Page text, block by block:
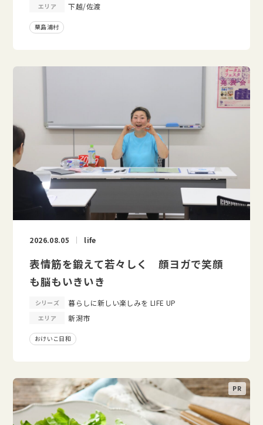
エリア 下越/佐渡
粟島浦村
2026.08.05 life
表情筋を鍛えて若々しく 顔ヨガで笑顔
も脳もいきいき
シリーズ 暮らしに新しい楽しみを LIFE UP
エリア 新潟市
おけいこ日和